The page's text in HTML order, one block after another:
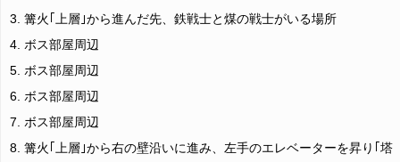
篝火｢上層｣から進んだ先、鉄戦士と煤の戦士がいる場所
ボス部屋周辺
ボス部屋周辺
ボス部屋周辺
ボス部屋周辺
篝火｢上層｣から右の壁沿いに進み、左手のエレベーターを昇り｢塔